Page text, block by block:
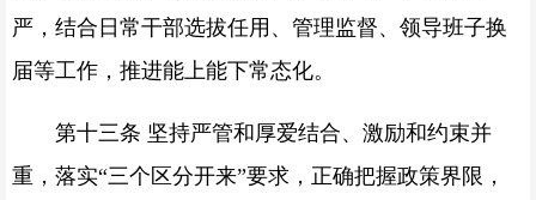
严，结合日常干部选拔任用、管理监督、领导班子换
届等工作，推进能上能下常态化。
第十三条 坚持严管和厚爱结合、激励和约束并
重，落实“三个区分开来”要求，正确把握政策界限，